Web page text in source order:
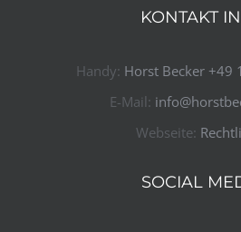
KONTAKT
Handy: Horst Becker ​+49
E-Mail:
Webseite:
SOCIAL